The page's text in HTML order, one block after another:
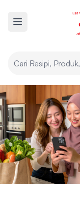
Open main menu